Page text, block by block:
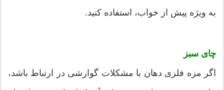
به ویژه پیش از خواب، استفاده کنید.
چای سبز
اگر مزه فلزی دهان با مشکلات گوارشی در ارتباط باشد،